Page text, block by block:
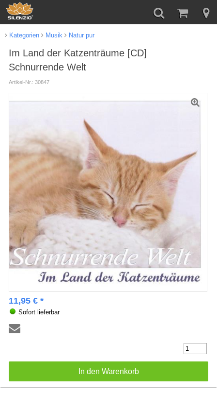
Kategorien Musik Natur pur
Im Land der Katzenträume [CD]
Schnurrende Welt
Artikel-Nr.: 30847
11,95 € *
Sofort lieferbar